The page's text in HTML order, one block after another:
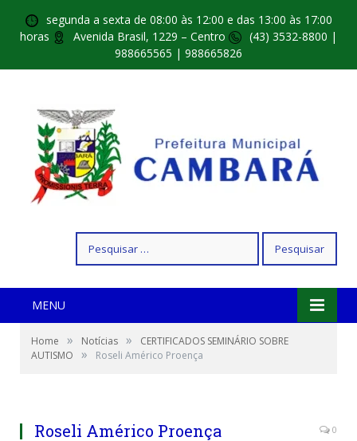
segunda a sexta de 08:00 às 12:00 e das 13:00 às 17:00
horas
Avenida Brasil, 1229 – Centro
(43) 3532-8800 |
988665565 | 988665826
por:
MENU
Home » Notícias »
CERTIFICADOS SEMINÁRIO SOBRE
AUTISMO
» Roseli Américo Proença
Roseli Américo Proença 0